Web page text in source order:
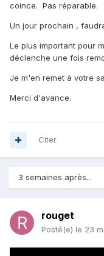
coince. Pas réparable.
Un jour prochain ,
Le plus important pour
déclenche une fois
Je m'en remet à votre
Merci d'avance.
Citer
3 semaines après...
rouget
Posté(e) le 23